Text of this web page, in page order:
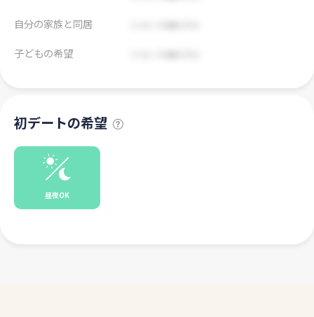
自分の家族と同居
子どもの希望
初デートの希望
昼夜OK